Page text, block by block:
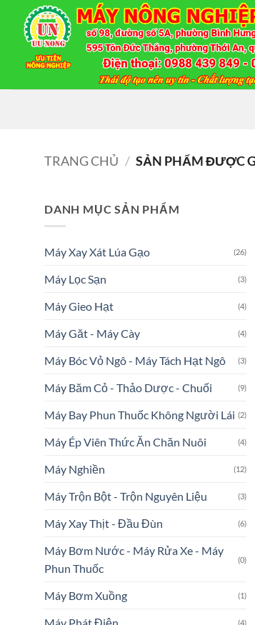
TRANG CHỦ / SẢN PHẨM ĐƯỢC
DANH MỤC SẢN PHẨM
Máy Xay Xát Lúa Gạo (26)
Máy Lọc Sạn (3)
Máy Gieo Hạt (4)
Máy Găt - Máy Cày (4)
Máy Bóc Vỏ Ngô - Máy Tách Hạt Ngô (3)
Máy Băm Cỏ - Thảo Dược - Chuối (9)
Máy Bay Phun Thuốc Không Người Lái (2)
Máy Ép Viên Thức Ăn Chăn Nuôi (4)
Máy Nghiền (12)
Máy Trộn Bột - Trộn Nguyên Liệu (3)
Máy Xay Thịt - Đầu Đùn (6)
Máy Bơm Nước - Máy Rửa Xe - Máy
Phun Thuốc
(0)
Máy Bơm Xuồng (1)
(4)